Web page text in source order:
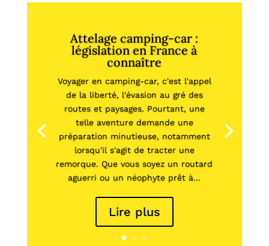
Attelage camping-car :
législation en France à
connaître
Voyager en camping-car, c'est l'appel
de la liberté, l'évasion au gré des
routes et paysages. Pourtant, une
telle aventure demande une
préparation minutieuse, notamment
lorsqu'il s'agit de tracter une
remorque. Que vous soyez un routard
aguerri ou un néophyte prêt à...
Lire plus